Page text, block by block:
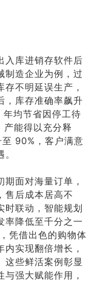
入库进销存软件后
制造企业为例，过
不明延误生产，
，库存准确率飙升
均节省因停工待
能得以充分释
90%，客户满意
面对海量订单，
售后成本居高不
时联动，智能规划
率降低至千分之一
凭借出色的购物体
实现翻倍增长，
这些鲜活案例彰显
强大赋能作用，